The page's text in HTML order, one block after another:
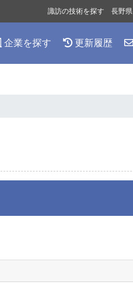
企業を探す 更新履歴
諏訪の技術を探す 長野県